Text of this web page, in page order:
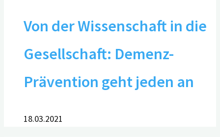
Von der Wissenschaft in die
Gesellschaft: Demenz-
Prävention geht jeden an
18.03.2021